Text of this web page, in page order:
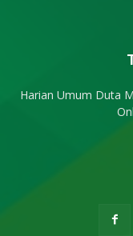
Harian Umum Duta